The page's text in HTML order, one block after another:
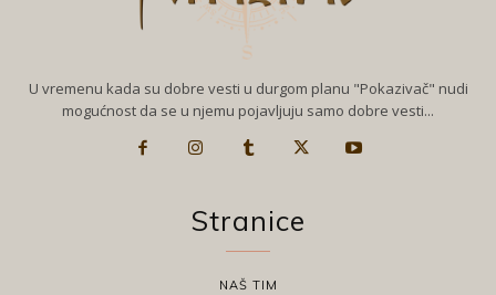
U vremenu kada su dobre vesti u durgom planu "Pokazivač" nudi
mogućnost da se u njemu pojavljuju samo dobre vesti...
Stranice
NAŠ TIM